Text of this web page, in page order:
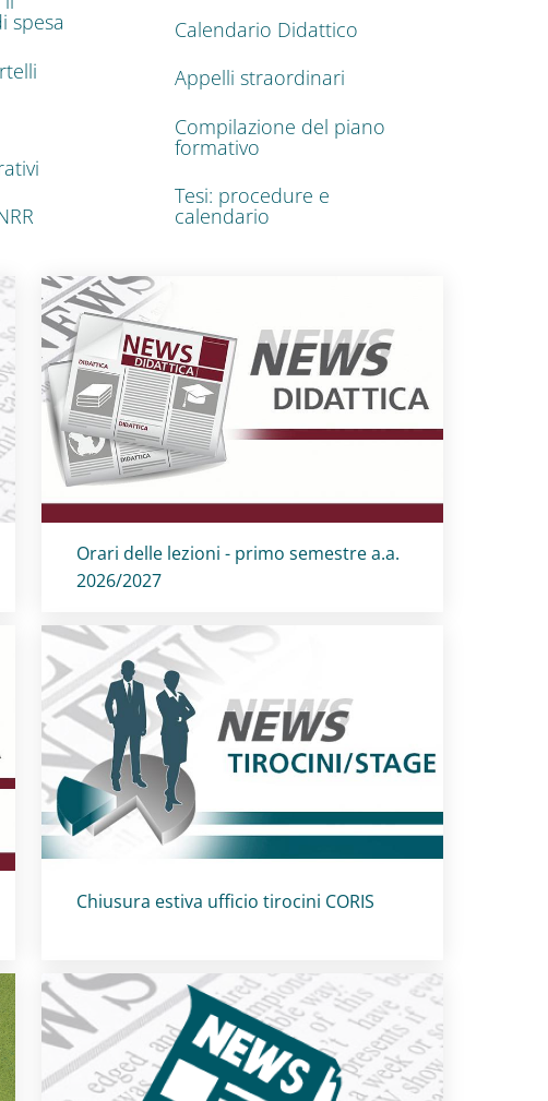
spesa
Calendario Didattico
Appelli straordinari
Compilazione del piano
formativo
Tesi: procedure e
calendario
Titolo card :
Orari delle lezioni - primo semestre a.a.
2026/2027
Titolo card:
Chiusura estiva ufficio tirocini CORIS